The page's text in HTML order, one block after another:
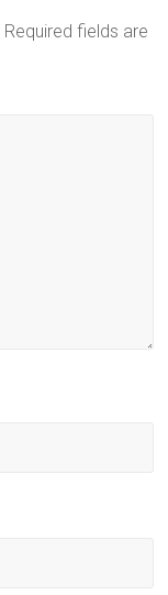
Required fields are